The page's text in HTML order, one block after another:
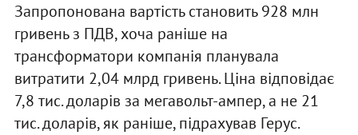
Запропонована вартість становить 928 млн
гривень з ПДВ, хоча раніше на
трансформатори компанія планувала
витратити 2,04 млрд гривень. Ціна відповідає
7,8 тис. доларів за мегавольт-ампер, а не 21
тис. доларів, як раніше, підрахував Герус.